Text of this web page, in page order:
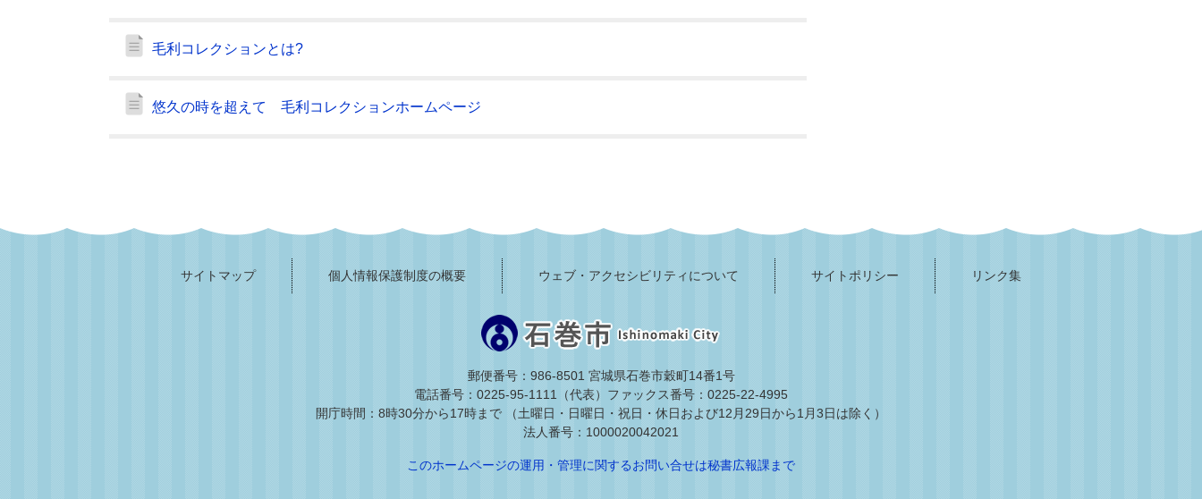
毛利コレクションとは?
悠久の時を超えて 毛利コレクションホームページ
サイトマップ 個人情報保護制度の概要 ウェブ・アクセシビリティについて サイトポリシー リンク集
郵便番号：986-8501 宮城県石巻市穀町14番1号
電話番号：0225-95-1111（代表） ファックス番号：0225-22-4995
開庁時間：8時30分から17時まで （土曜日・日曜日・祝日・休日および12月29日から1月3日は除く）
法人番号：1000020042021
このホームページの運用・管理に関するお問い合せは秘書広報課まで